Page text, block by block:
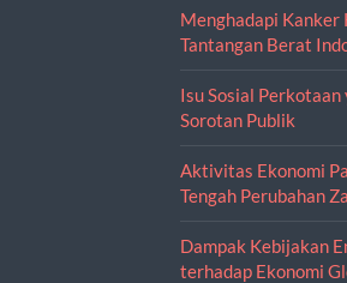
Menghadapi Kanker
Tantangan Berat
Isu Sosial
Sorotan Publik
Aktivitas Ekonomi
Tengah Perubahan
Dampak Kebijakan
terhadap Ekonomi